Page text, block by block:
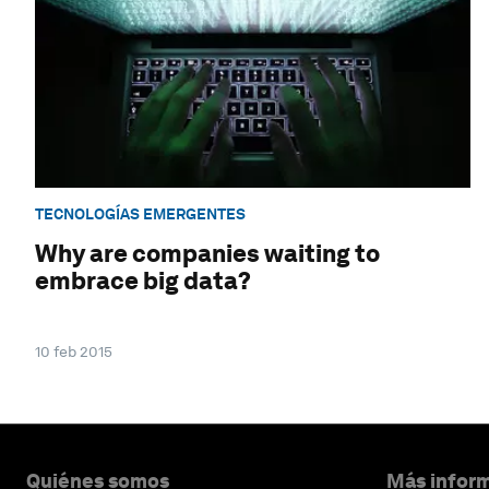
TECNOLOGÍAS EMERGENTES
Why are companies waiting to
embrace big data?
10 feb 2015
Quiénes somos Más